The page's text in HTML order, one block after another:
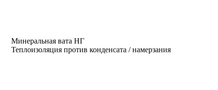
Минеральная вата НГ
Теплоизоляция против конденсата / намерзания